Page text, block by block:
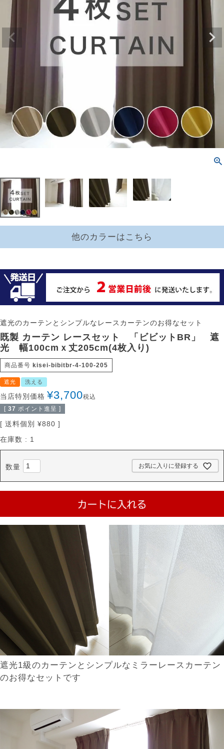
他のカラーはこちら
遮光のカーテンとシンプルなレースカーテンのお得なセット
既製 カーテン レースセット 「ビビットBR」 遮
光 幅100cmｘ丈205cm(4枚入り)
商品番号 kisei-bibitbr-4-100-205
遮光 洗える
当店特別価格 ¥3,700税込
[ 37 ポイント進呈 ]
送料個別 ¥880
在庫数
1
お気に入りに登録する
遮光1級のカーテンとシンプルなミラーレースカーテン
のお得なセットです